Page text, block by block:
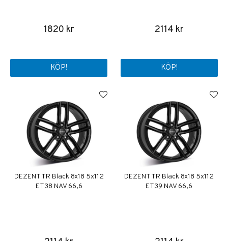
1820 kr
KÖP!
2114 kr
KÖP!
DEZENT TR Black 8x18 5x112
ET38 NAV 66,6
DEZENT TR Black 8x18 5x112
ET39 NAV 66,6